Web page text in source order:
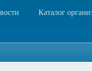
Каталог